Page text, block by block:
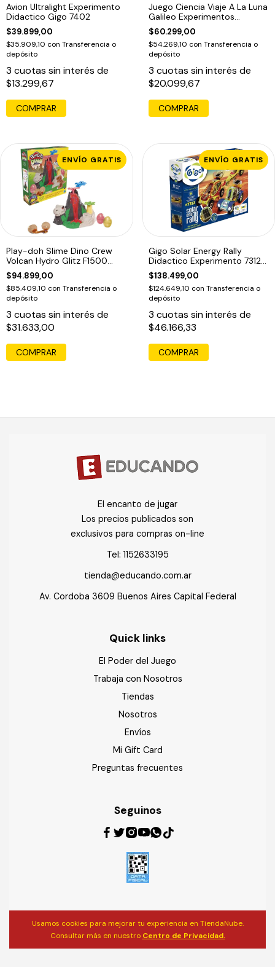
Avion Ultralight Experimento
Didactico Gigo 7402
$39.899,00
$35.909,10 con Transferencia o
depósito
3 cuotas sin interés de
$13.299,67
COMPRAR
Juego Ciencia Viaje A La Luna
Galileo Experimentos
Educando
$60.299,00
$54.269,10 con Transferencia o
depósito
3 cuotas sin interés de
$20.099,67
ENVÍO GRATIS
Play-doh Slime Dino Crew
Volcan Hydro Glitz F1500
Masas Edu
$94.899,00
$85.409,10 con Transferencia o
depósito
3 cuotas sin interés de
$31.633,00
COMPRAR
ENVÍO GRATIS
Gigo Solar Energy Rally
Didactico Experimento 7312
Educando
$138.499,00
$124.649,10 con Transferencia o
depósito
3 cuotas sin interés de
$46.166,33
El encanto de jugar
Los precios publicados son
exclusivos para compras on-line
Tel: 1152633195
tienda@educando.com.ar
Av. Cordoba 3609 Buenos Aires Capital Federal
Quick links
El Poder del Juego
Trabaja con Nosotros
Tiendas
Nosotros
Envíos
Mi Gift Card
Preguntas frecuentes
Seguinos
Usamos cookies para mejorar tu experiencia en TiendaNube.
Consultar más en nuestro Centro de Privacidad.